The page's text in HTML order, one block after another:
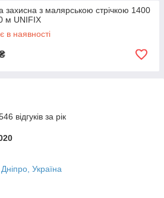
захисна з малярською стрічкою 1400
м UNIFIX
в наявності
відгуків за рік
Україна